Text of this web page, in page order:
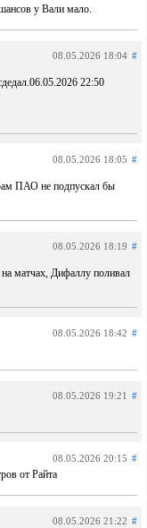
у Вали мало.
08.05.2026 18:04 #
22:50
08.05.2026 18:05 #
ПАО не подпускал бы
08.05.2026 18:19 #
на матчах, Дифаллу поливал
08.05.2026 18:42 #
08.05.2026 19:21 #
08.05.2026 20:15 #
от Райта
08.05.2026 21:22 #